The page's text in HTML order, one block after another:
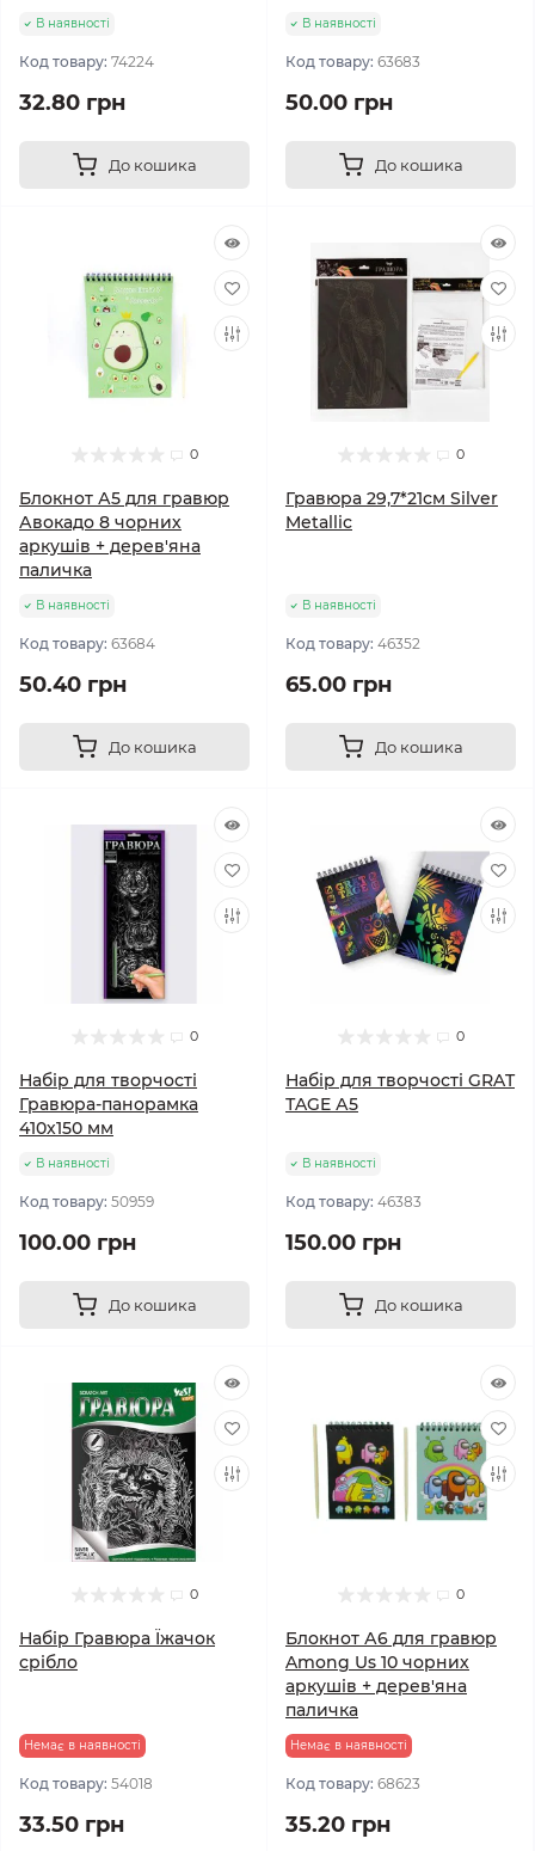
В наявності
Код товару: 74224
32.80 грн
До кошика
В наявності
Код товару: 63683
50.00 грн
До кошика
0
Блокнот А5 для гравюр
Авокадо 8 чорних
аркушів + дерев'яна
паличка
В наявності
Код товару: 63684
50.40 грн
До кошика
0
Гравюра 29,7*21см Silver
Metallic
В наявності
Код товару: 46352
65.00 грн
До кошика
0
Набір для творчості
Гравюра-панорамка
410х150 мм
В наявності
Код товару: 50959
100.00 грн
До кошика
0
Набір для творчості GRAT
ТAGE А5
В наявності
Код товару: 46383
150.00 грн
До кошика
0
Набір Гравюра Їжачок
срібло
Немає в наявності
Код товару: 54018
33.50 грн
0
Блокнот А6 для гравюр
Among Us 10 чорних
аркушів + дерев'яна
паличка
Немає в наявності
Код товару: 68623
35.20 грн